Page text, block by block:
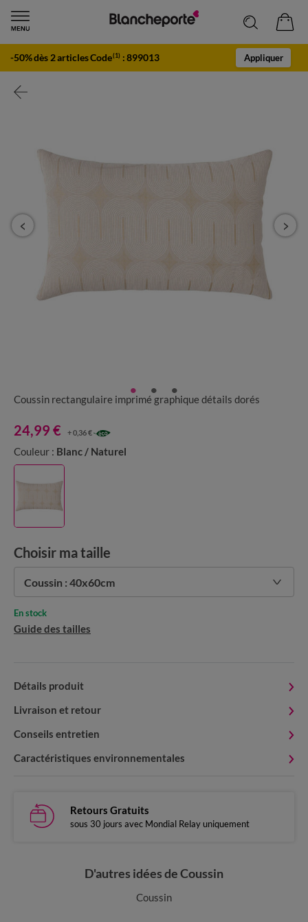
-50% dès 2 articles Code(1) :899013 Appliquer
Coussin rectangulaire imprimé graphique détails dorés
24,99 € + 0,36 €
Couleur : Blanc / Naturel
Choisir ma taille
Coussin : 40x60cm
Guide des tailles
En stock
Détails produit
Livraison et retour
Conseils entretien
Caractéristiques environnementales
Retours Gratuits
sous 30 jours avec Mondial Relay uniquement
D'autres idées de Coussin
Coussin